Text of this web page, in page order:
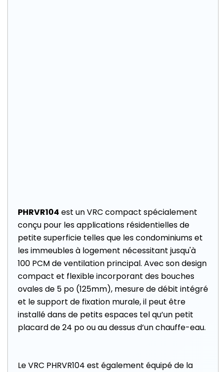
PHRVR104 est un VRC compact spécialement
conçu pour les applications résidentielles de
petite superficie telles que les condominiums et
les immeubles à logement nécessitant jusqu'à
100 PCM de ventilation principal. Avec son design
compact et flexible incorporant des bouches
ovales de 5 po (125mm), mesure de débit intégré
et le support de fixation murale, il peut être
installé dans de petits espaces tel qu’un petit
placard de 24 po ou au dessus d’un chauffe-eau.
Le VRC PHRVR104 est également équipé de la